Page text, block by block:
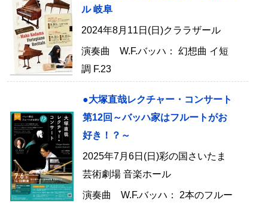
ル 岐阜
2024年8月11日(日)クララザール
演奏曲 W.F.バッハ： 幻想曲 イ短
調 F.23
●大塚直哉レクチャー・コンサート
第12回～バッハ家はフルートがお
好き！？～
2025年7月6日(日)彩の国さいたま
芸術劇場 音楽ホール
演奏曲 W.F.バッハ： 2本のフルー